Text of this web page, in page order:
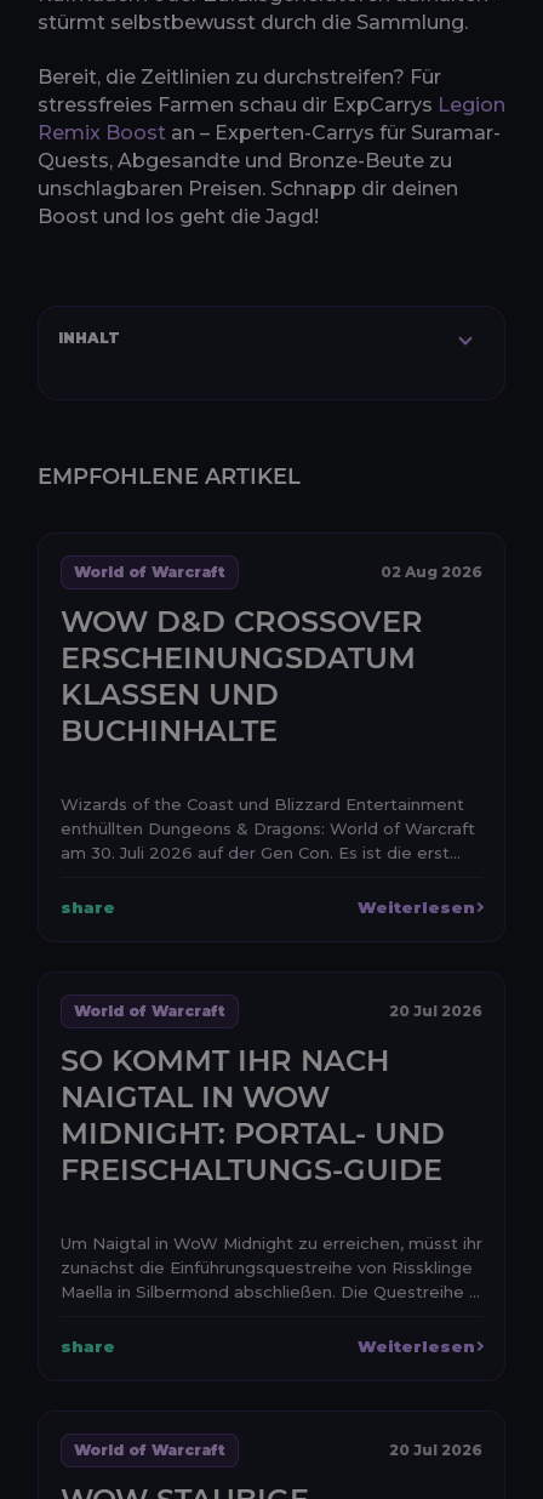
stürmt selbstbewusst durch die Sammlung.
Bereit, die Zeitlinien zu durchstreifen? Für
stressfreies Farmen schau dir ExpCarrys Legion
Remix Boost an – Experten-Carrys für Suramar-
Quests, Abgesandte und Bronze-Beute zu
unschlagbaren Preisen. Schnapp dir deinen
Boost und los geht die Jagd!
INHALT
EMPFOHLENE ARTIKEL
World of Warcraft 02 Aug 2026
WOW D&D CROSSOVER
ERSCHEINUNGSDATUM
KLASSEN UND
BUCHINHALTE
Wizards of the Coast und Blizzard Entertainment
enthüllten Dungeons & Dragons: World of Warcraft
am 30. Juli 2026 auf der Gen Con. Es ist die erst...
share Weiterlesen
World of Warcraft 20 Jul 2026
SO KOMMT IHR NACH
NAIGTAL IN WOW
MIDNIGHT: PORTAL- UND
FREISCHALTUNGS-GUIDE
Um Naigtal in WoW Midnight zu erreichen, müsst ihr
zunächst die Einführungsquestreihe von Rissklinge
Maella in Silbermond abschließen. Die Questreihe ...
share Weiterlesen
World of Warcraft 20 Jul 2026